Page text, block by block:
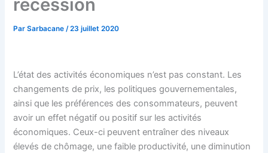
récession
ParSarbacane/23 juillet 2020
L’état des activités économiques n’est pas constant. Les
changements de prix, les politiques gouvernementales,
ainsi que les préférences des consommateurs, peuvent
avoir un effet négatif ou positif sur les activités
économiques. Ceux-ci peuvent entraîner des niveaux
élevés de chômage, une faible productivité, une diminution